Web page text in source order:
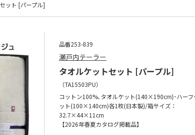
ット [パープル]
品番253-839
瀬戸内テーラー
タオルケットセット [パープル]
（TA15503PU）
コットン100%､タオルケット(140×190cm)･ハーフ
ット(100×140cm)各1枚(日本製)/箱サイズ：
32.7×44×11cm
【2026年春夏カタログ掲載品】